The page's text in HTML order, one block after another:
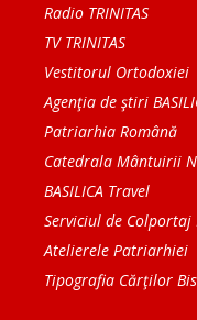
Radio TRINITAS
TV TRINITAS
Vestitorul Ortodoxiei
Agenţia de ştiri
Patriarhia Română
Catedrala Mântuirii
BASILICA Travel
Serviciul de Colportaj
Atelierele Patriarhiei
Tipografia Cărţilor